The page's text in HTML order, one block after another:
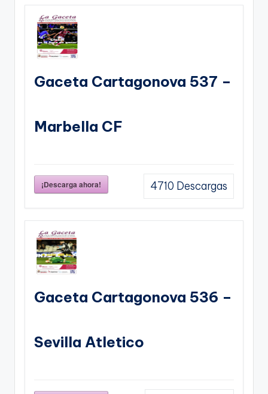
Gaceta Cartagonova 537 –
Marbella CF
¡Descarga ahora! 4710 Descargas
Gaceta Cartagonova 536 –
Sevilla Atletico